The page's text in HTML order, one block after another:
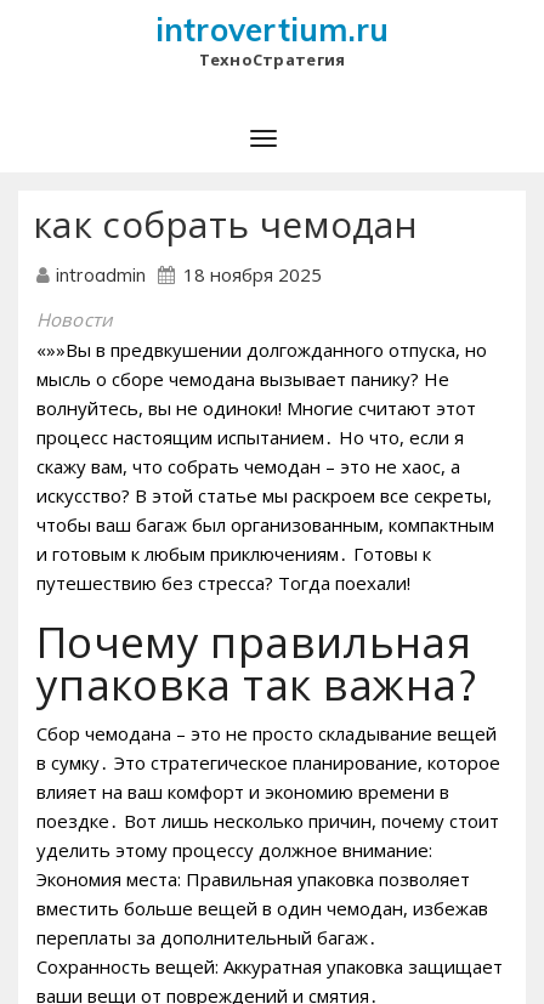
introvertium.ru
ТехноСтратегия
как собрать чемодан
introadmin 18 ноября 2025
Новости
«»»Вы в предвкушении долгожданного отпуска, но
мысль о сборе чемодана вызывает панику? Не
волнуйтесь, вы не одиноки! Многие считают этот
процесс настоящим испытанием․ Но что, если я
скажу вам, что собрать чемодан – это не хаос, а
искусство? В этой статье мы раскроем все секреты,
чтобы ваш багаж был организованным, компактным
и готовым к любым приключениям․ Готовы к
путешествию без стресса? Тогда поехали!
Почему правильная
упаковка так важна?
Сбор чемодана – это не просто складывание вещей
в сумку․ Это стратегическое планирование, которое
влияет на ваш комфорт и экономию времени в
поездке․ Вот лишь несколько причин, почему стоит
уделить этому процессу должное внимание:
Экономия места: Правильная упаковка позволяет
вместить больше вещей в один чемодан, избежав
переплаты за дополнительный багаж․
Сохранность вещей: Аккуратная упаковка защищает
ваши вещи от повреждений и смятия․